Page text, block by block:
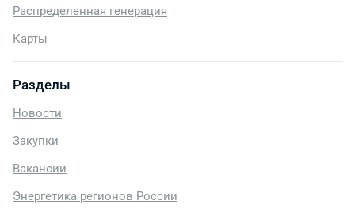
Распределенная генерация
Карты
Разделы
Новости
Закупки
Вакансии
Энергетика регионов России